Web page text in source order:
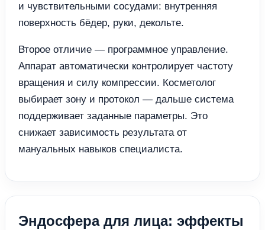
и чувствительными сосудами: внутренняя
поверхность бёдер, руки, декольте.
Второе отличие — программное управление.
Аппарат автоматически контролирует частоту
вращения и силу компрессии. Косметолог
выбирает зону и протокол — дальше система
поддерживает заданные параметры. Это
снижает зависимость результата от
мануальных навыков специалиста.
Эндосфера для лица: эффекты